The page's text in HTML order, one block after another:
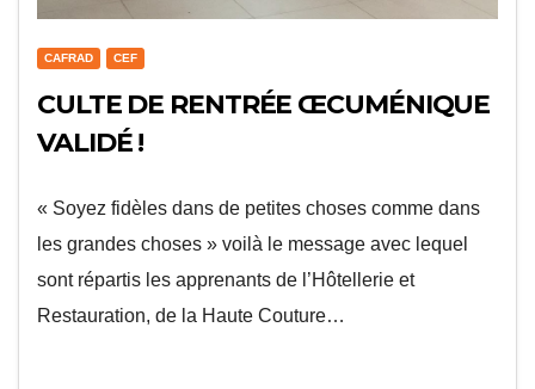
CAFRAD CEF
CULTE DE RENTRÉE ŒCUMÉNIQUE
VALIDÉ !
« Soyez fidèles dans de petites choses comme dans
les grandes choses » voilà le message avec lequel
sont répartis les apprenants de l’Hôtellerie et
Restauration, de la Haute Couture…